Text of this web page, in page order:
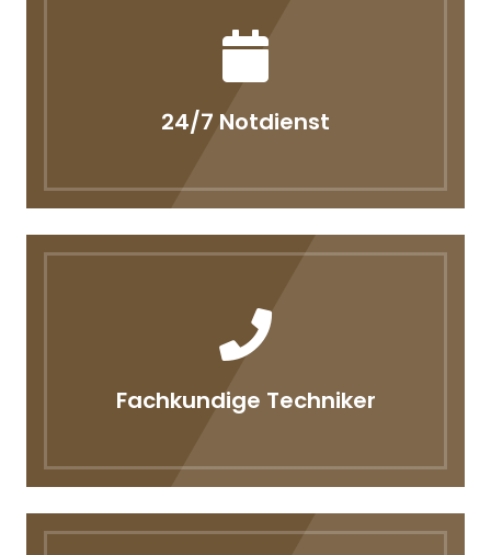
24/7 Notdienst
Fachkundige Techniker